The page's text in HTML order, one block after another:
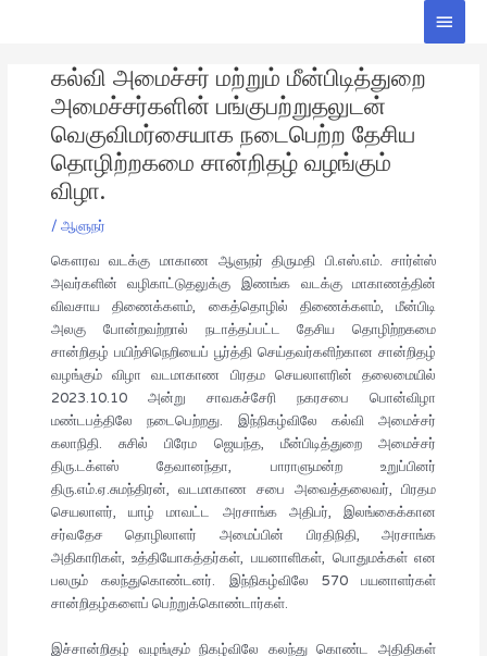
Main
கல்வி அமைச்சர் மற்றும் மீன்பிடித்துறை
அமைச்சர்களின் பங்குபற்றுதலுடன்
வெகுவிமர்சையாக நடைபெற்ற தேசிய
தொழிற்றகமை சான்றிதழ் வழங்கும்
விழா.
/ ஆளுநர்
கௌரவ வடக்கு மாகாண ஆளுநர் திருமதி பி.எஸ்.எம். சார்ள்ஸ்
அவர்களின் வழிகாட்டுதலுக்கு இணங்க வடக்கு மாகாணத்தின்
விவசாய திணைக்களம், கைத்தொழில் திணைக்களம், மீன்பிடி
அலகு போன்றவற்றால் நடாத்தப்பட்ட தேசிய தொழிற்றகமை
சான்றிதழ் பயிற்சிநெறியைப் பூர்த்தி செய்தவர்களிற்கான சான்றிதழ்
வழங்கும் விழா வடமாகாண பிரதம செயலாளரின் தலைமையில்
2023.10.10 அன்று சாவகச்சேரி நகரசபை பொன்விழா
மண்டபத்திலே நடைபெற்றது. இந்நிகழ்விலே கல்வி அமைச்சர்
கலாநிதி. சுசில் பிரேம ஜெயந்த, மீன்பிடித்துறை அமைச்சர்
திரு.டக்ளஸ் தேவானந்தா, பாராளுமன்ற உறுப்பினர்
திரு.எம்.ஏ.சுமந்திரன், வடமாகாண சபை அவைத்தலைவர், பிரதம
செயலாளர், யாழ் மாவட்ட அரசாங்க அதிபர், இலங்கைக்கான
சர்வதேச தொழிலாளர் அமைப்பின் பிரதிநிதி, அரசாங்க
அதிகாரிகள், உத்தியோகத்தர்கள், பயனாளிகள், பொதுமக்கள் என
பலரும் கலந்துகொண்டனர். இந்நிகழ்விலே 570 பயனாளர்கள்
சான்றிதழ்களைப் பெற்றுக்கொண்டார்கள்.
இச்சான்றிதழ் வழங்கும் நிகழ்விலே கலந்து கொண்ட அதிதிகள்
navigation